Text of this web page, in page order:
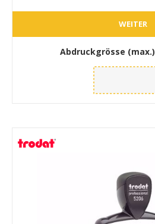
WEITER
Abdruckgrösse (max.)